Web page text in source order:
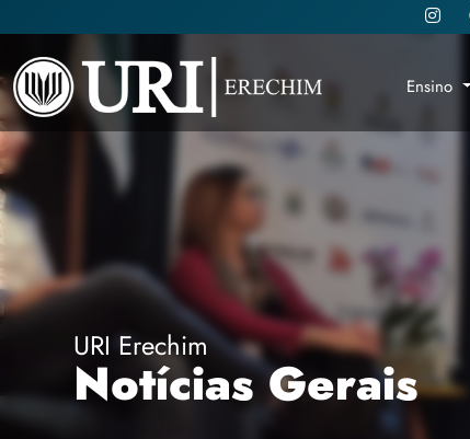
Ensino
URI Erechim
Notícias Gerais